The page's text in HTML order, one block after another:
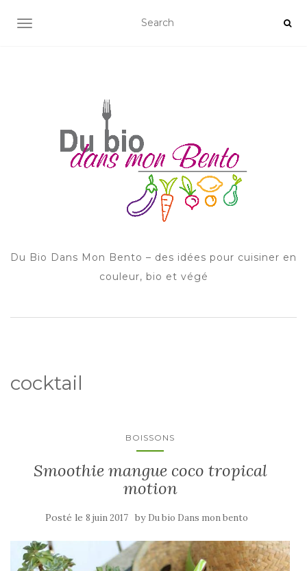
AFFICHER/MASQUER LA NAVIGATION
Du Bio Dans Mon Bento – des idées pour cuisiner en
couleur, bio et végé
cocktail
BOISSONS
Smoothie mangue coco tropical
motion
Posté le 8 juin 2017 by Du bio Dans mon bento